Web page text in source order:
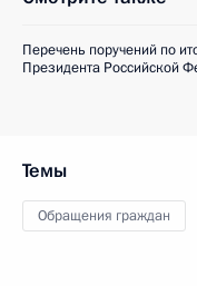
Перечень поручений по
Президента Российской
Темы
Обращения граждан